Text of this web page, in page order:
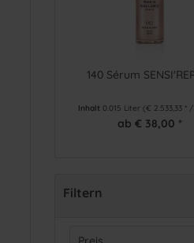
140 Sérum
Inhalt 0.015 Liter(€ 2.533,33 *
ab € 38,00 *
Filtern